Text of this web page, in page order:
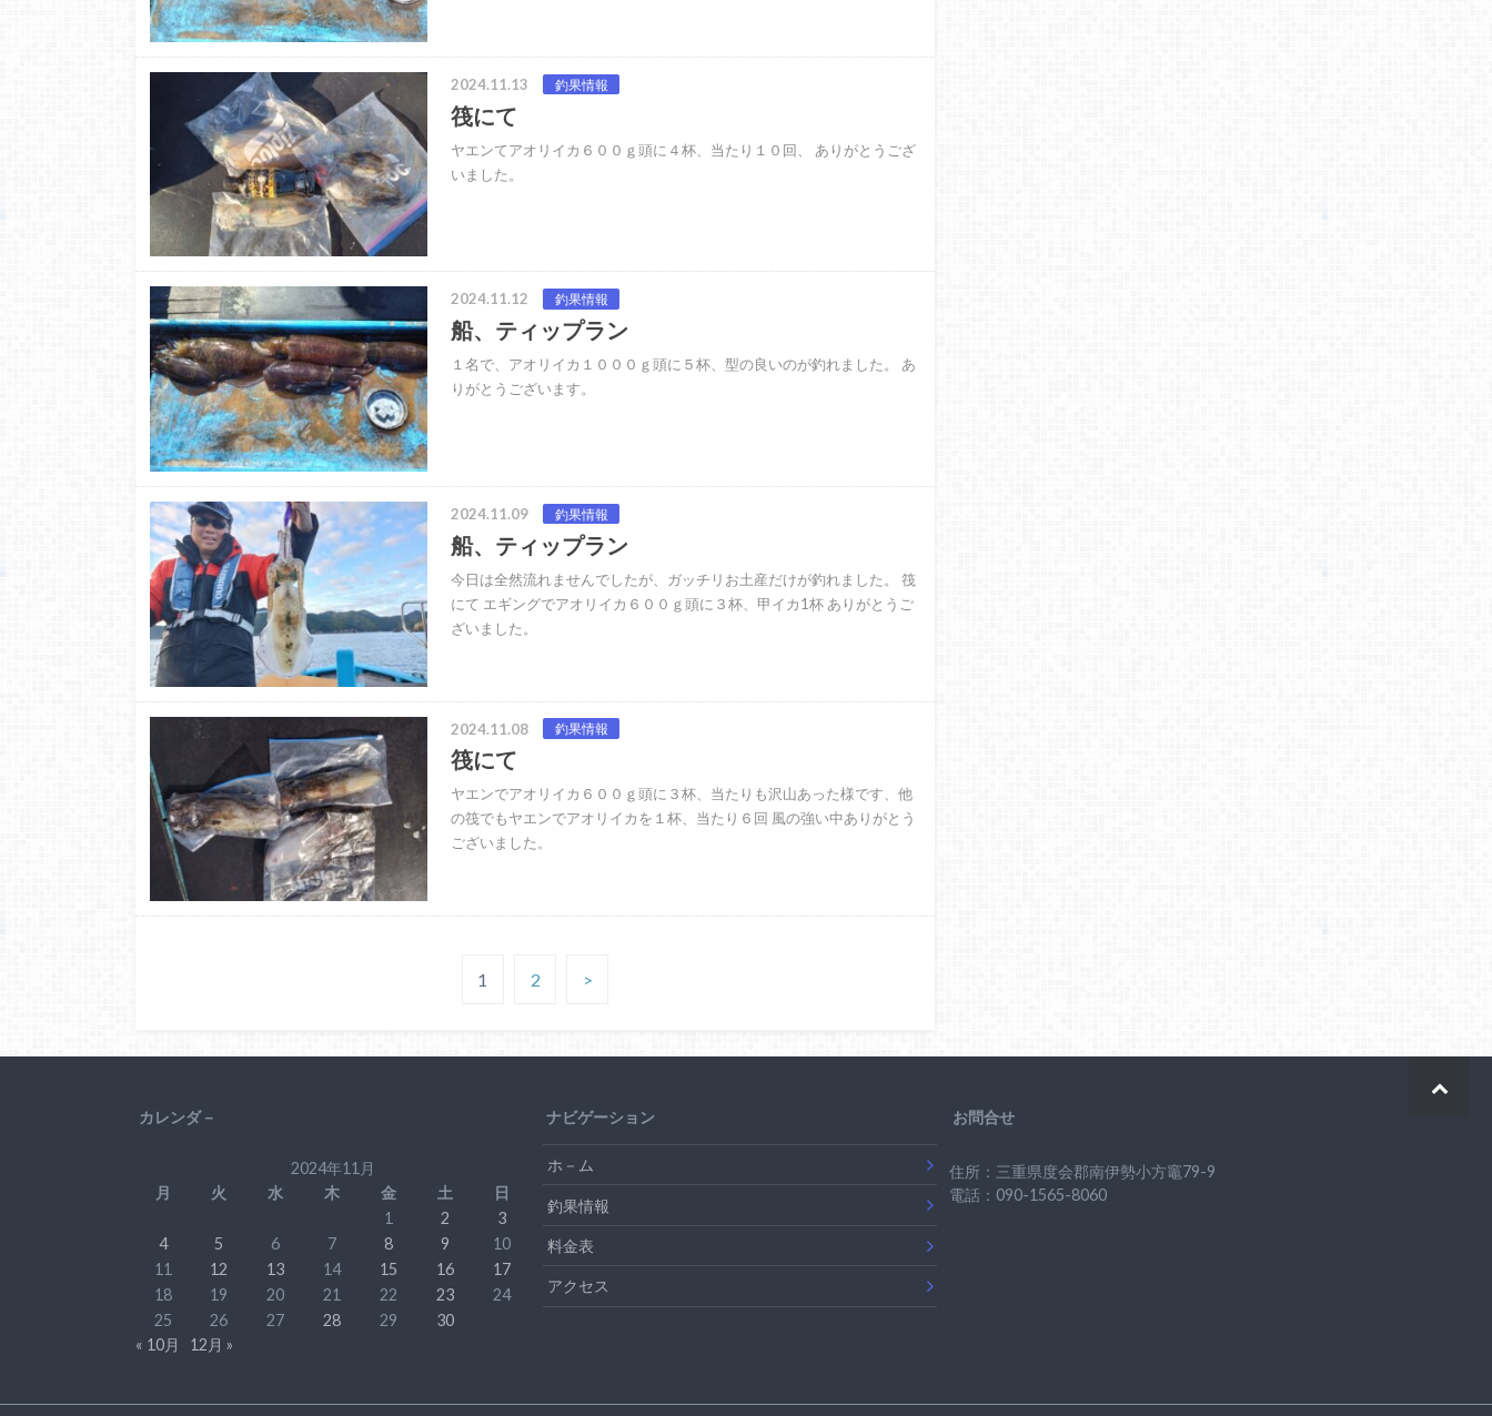
2024.11.13 釣果情報
筏にて
ヤエンてアオリイカ６００ｇ頭に４杯、当たり１０回、 ありがとうござ
いました。
2024.11.12 釣果情報
船、ティップラン
１名で、アオリイカ１０００ｇ頭に５杯、型の良いのが釣れました。 あ
りがとうございます。
2024.11.09 釣果情報
船、ティップラン
今日は全然流れませんでしたが、ガッチリお土産だけが釣れました。 筏
にて エギングでアオリイカ６００ｇ頭に３杯、甲イカ1杯 ありがとうご
ざいました。
2024.11.08 釣果情報
筏にて
ヤエンでアオリイカ６００ｇ頭に３杯、当たりも沢山あった様です、他
の筏でもヤエンでアオリイカを１杯、当たり６回 風の強い中ありがとう
ございました。
1 2 >
カレンダ－
2024年11月
月
火 水 木 金 土
日
1
2
3
4
5 6 7 8 9
10
11
12 13 14 15 16
17
18
19 20 21 22 23
24
25
26 27 28 29
30
« 10月
12月 »
ナビゲーション
ホ－ム
釣果情報
料金表
アクセス
お問合せ
住所：三重県度会郡南伊勢小方竈79-9
電話：090-1565-8060